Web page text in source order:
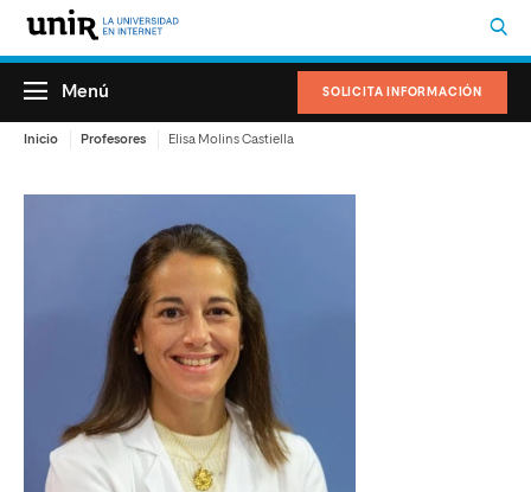
SOLICITA INFORMACIÓN
Menú
Inicio Profesores Elisa Molins Castiella